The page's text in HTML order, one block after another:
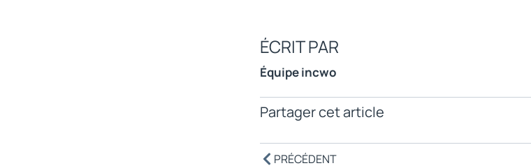
ÉCRIT PAR
Équipe incwo
Partager cet article
PRÉCÉDENT